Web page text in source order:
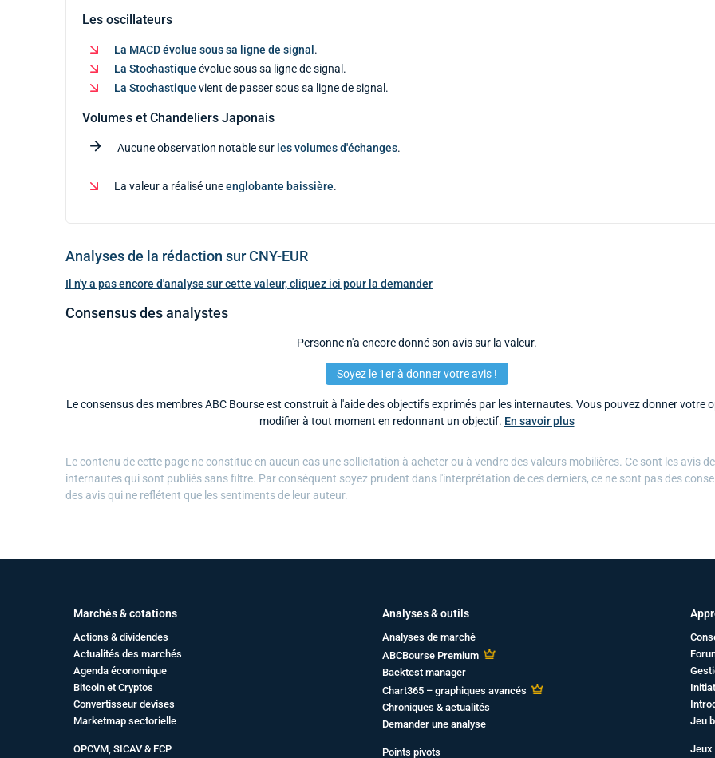
Les oscillateurs
La MACD évolue sous sa ligne de signal .
La Stochastique évolue sous sa ligne de signal.
La Stochastique vient de passer sous sa ligne de signal.
Volumes et Chandeliers Japonais
Aucune observation notable sur les volumes d'échanges.
La valeur a réalisé uneenglobante baissière.
Analyses de la rédaction sur CNY-EUR
Il n'y a pas encore d'analyse sur cette valeur, cliquez ici pour la demander
Consensus des analystes
Personne n'a encore donné son avis sur la valeur.
Soyez le 1er à donner votre avis !
Le consensus des membres ABC Bourse est construit à l'aide des objectifs exprimés par les internautes. Vous pouvez donner votre
modifier à tout moment en redonnant un objectif. En savoir plus
Le contenu de cette page ne constitue en aucun cas une sollicitation à acheter ou à vendre des valeurs mobilières. Ce sont les avis
internautes qui sont publiés sans filtre. Par conséquent soyez prudent dans l'interprétation de ces derniers, ce ne sont pas des
des avis qui ne reflétent que les sentiments de leur auteur.
Marchés & cotations
Actions & dividendes
Actualités des marchés
Agenda économique
Bitcoin et Cryptos
Convertisseur devises
Marketmap sectorielle
OPCVM, SICAV & FCP
Analyses & outils
Analyses de marché
ABCBourse Premium
Backtest manager
Chart365 – graphiques avancés
Chroniques & actualités
Demander une analyse
Points pivots
Jeu
Jeux